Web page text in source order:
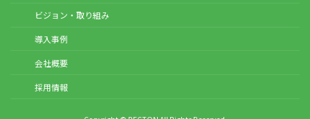
ビジョン・取り組み
導入事例
会社概要
採用情報